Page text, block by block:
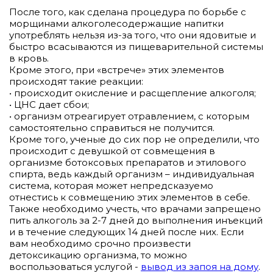
После того, как сделана процедура по борьбе с
морщинами алкоголесодержащие напитки
употреблять нельзя из-за того, что они ядовитые и
быстро всасываются из пищеварительной системы
в кровь.
Кроме этого, при «встрече» этих элементов
происходят такие реакции:
• происходит окисление и расщепление алкоголя;
• ЦНС дает сбои;
• организм отреагирует отравлением, с которым
самостоятельно справиться не получится.
Кроме того, ученые до сих пор не определили, что
происходит с девушкой от совмещения в
организме ботоксовых препаратов и этилового
спирта, ведь каждый организм – индивидуальная
система, которая может непредсказуемо
отнестись к совмещению этих элементов в себе.
Также необходимо учесть, что врачами запрещено
пить алкоголь за 2-7 дней до выполнения инъекций
и в течение следующих 14 дней после них. Если
вам необходимо срочно произвести
детоксикацию организма, то можно
воспользоваться услугой - вывод из запоя на дому.